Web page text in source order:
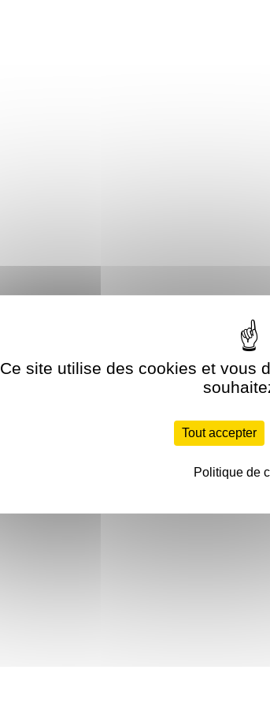
Ce site utilise des cookies et vous
Tout accepter
Politique de